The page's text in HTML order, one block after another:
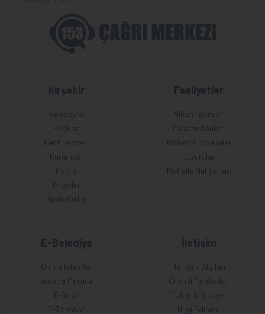
Kırşehir
Anasayfa
Başkan
Kent Rehberi
Kurumsal
Meclis
Projeler
Müdürlükler
Faaliyetler
Nikah İşlemleri
Cenaze İlanları
Nöbetçi Eczaneler
Duyurular
Mahalle Muhtarları
E-Belediye
Online İşlemler
Askıda Fatura
E-İmar
E-Tahsilat
İletişim
İletişim Bilgileri
Önemli Telefonlar
Talep & Şikayet
Bilgi Edinme